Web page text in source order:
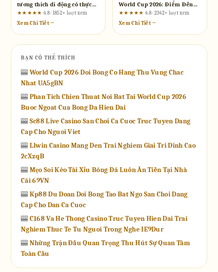
tương thích di động có thực
sự mượt mà?
★★★★★ 4.8 · 1852+ lượt xem
Xem Chi Tiết →
World Cup 2026: Điểm Đến
Không Thể Bỏ Lỡ
★★★★★ 4.8 · 2342+ lượt xem
Xem Chi Tiết →
BẠN CÓ THỂ THÍCH
🎰 World Cup 2026 Doi Bong Co Hang Thu Vung Chac
Nhat UA5gBN
🎰 Phan Tich Chien Thuat Noi Bat Tai World Cup 2026
Buoc Ngoat Cua Bong Da Hien Dai
🎰 Sc88 Live Casino San Choi Ca Cuoc Truc Tuyen Dang
Cap Cho Nguoi Viet
🎰 Llwin Casino Mang Den Trai Nghiem Giai Tri Dinh Cao
2cXzqB
🎰 Mẹo Soi Kèo Tài Xỉu Bóng Đá Luôn Ăn Tiền Tại Nhà
Cái 69VN
🎰 Kp88 Du Doan Doi Bong Tao Bat Ngo San Choi Dang
Cap Cho Dan Ca Cuoc
🎰 C168 Va He Thong Casino Truc Tuyen Hien Dai Trai
Nghiem Thuc Te Tu Nguoi Trong Nghe IE9Dur
🎰 Những Trận Đấu Quan Trọng Thu Hút Sự Quan Tâm
Toàn Cầu